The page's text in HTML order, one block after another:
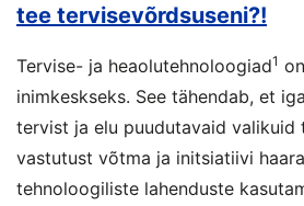
tee tervisevõrdsuseni?!
Tervise- ja heaolutehnoloogiad1
inimkeskseks. See tähendab, et
tervist ja elu puudutavaid valikuid
vastutust võtma ja initsiatiivi
tehnoloogiliste lahenduste